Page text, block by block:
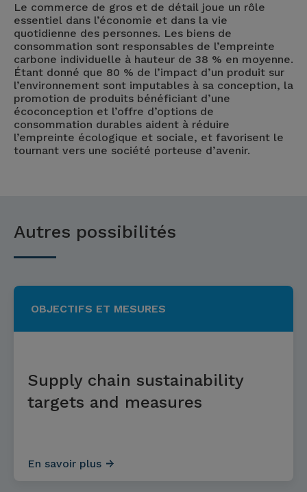
Le commerce de gros et de détail joue un rôle
essentiel dans l’économie et dans la vie
quotidienne des personnes. Les biens de
consommation sont responsables de l’empreinte
carbone individuelle à hauteur de 38 % en moyenne.
Étant donné que 80 % de l’impact d’un produit sur
l’environnement sont imputables à sa conception, la
promotion de produits bénéficiant d’une
écoconception et l’offre d’options de
consommation durables aident à réduire
l’empreinte écologique et sociale, et favorisent le
tournant vers une société porteuse d’avenir.
Autres possibilités
OBJECTIFS ET MESURES
Supply chain sustainability
targets and measures
En savoir plus